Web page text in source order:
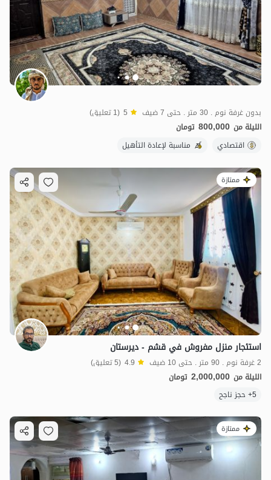
بدون غرفة نوم . 30 متر . حتى 7 ضيف 5 (1 تعليق)
الليلة من 800,000 تومان
اقتصادي
مناسبة لإعادة التأهيل
ممتازة
استئجار منزل مفروش في قشم - ديرستان
2 غرفة نوم . 90 متر . حتى 10 ضيف 4.9 (5 تعليق)
الليلة من 2,000,000 تومان
5+ حجز ناجح
ممتازة